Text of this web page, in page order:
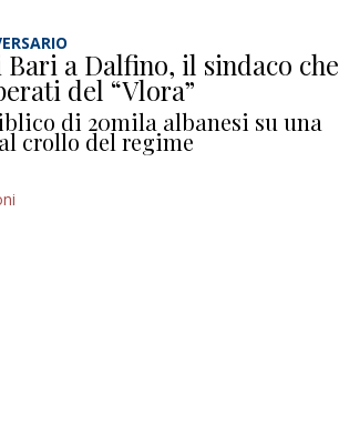
Bari a Dalfino, il sindaco che
del “Vlora”
di 20mila albanesi su una
crollo del regime